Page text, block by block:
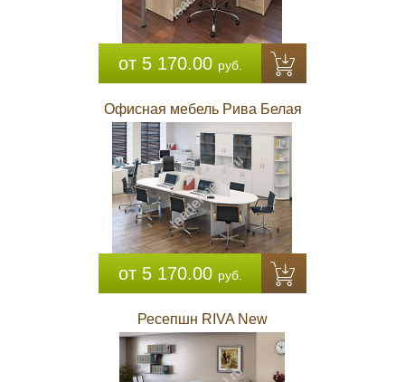
от 5 170.00 руб.
Офисная мебель Рива Белая
от 5 170.00 руб.
Ресепшн RIVA New